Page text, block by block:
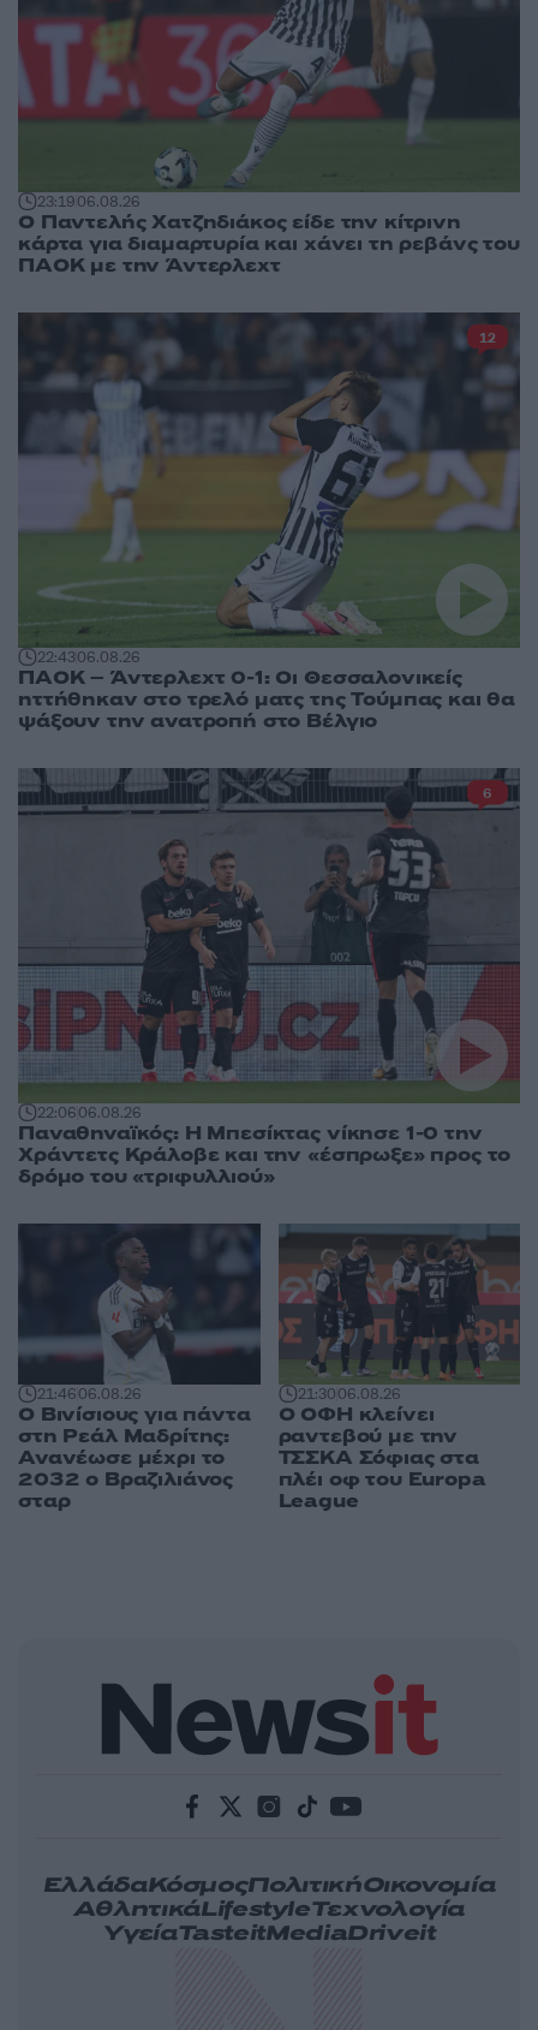
23:1906.08.26
Ο Παντελής Χατζηδιάκος είδε την κίτρινη
κάρτα για διαμαρτυρία και χάνει τη ρεβάνς του
ΠΑΟΚ με την Άντερλεχτ
22:4306.08.26
ΠΑΟΚ – Άντερλεχτ 0-1: Οι Θεσσαλονικείς
ηττήθηκαν στο τρελό ματς της Τούμπας και θα
ψάξουν την ανατροπή στο Βέλγιο
12
22:0606.08.26
Παναθηναϊκός: Η Μπεσίκτας νίκησε 1-0 την
Χράντετς Κράλοβε και την «έσπρωξε» προς το
δρόμο του «τριφυλλιού»
6
21:4606.08.26
Ο Βινίσιους για πάντα
στη Ρεάλ Μαδρίτης:
Ανανέωσε μέχρι το
2032 ο Βραζιλιάνος
σταρ
21:3006.08.26
Ο ΟΦΗ κλείνει
ραντεβού με την
ΤΣΣΚΑ Σόφιας στα
πλέι οφ του Europa
League
ΕλλάδαΚόσμοςΠολιτικήΟικονομία
ΑθλητικάLifestyleΤεχνολογία
ΥγείαTasteitMediaDriveit